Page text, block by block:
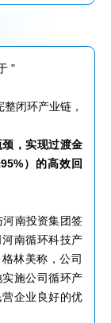
"
闭环产业链，
，实现过渡金
）的高效回
南投资集团签
南循环科技产
林美称，公司
施公司循环产
企业良好的优